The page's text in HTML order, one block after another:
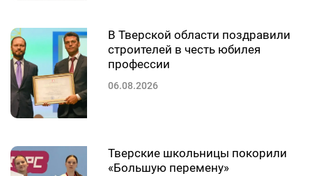
В Тверской области поздравили
строителей в честь юбилея
профессии
06.08.2026
Тверские школьницы покорили
«Большую перемену»